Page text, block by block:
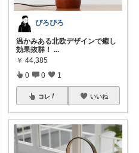
ぴろぴろ
温かみある北欧デザインで癒し
効果抜群！ ...
￥ 44,385
0 0 1
コレ いいね